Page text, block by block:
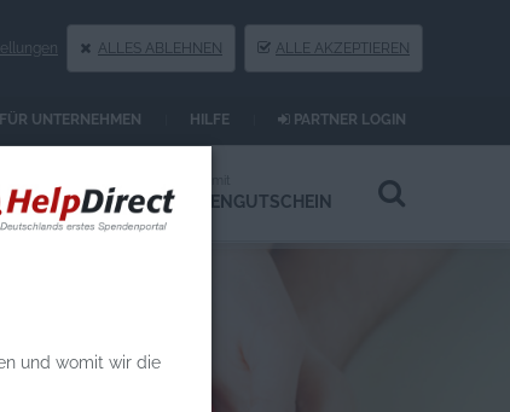
ALLES ABLEHNEN ALLE AKZEPTIEREN
FÜR UNTERNEHMEN HILFE PARTNER LOGIN
an
SPENDENGUTSCHEIN
und womit wir die